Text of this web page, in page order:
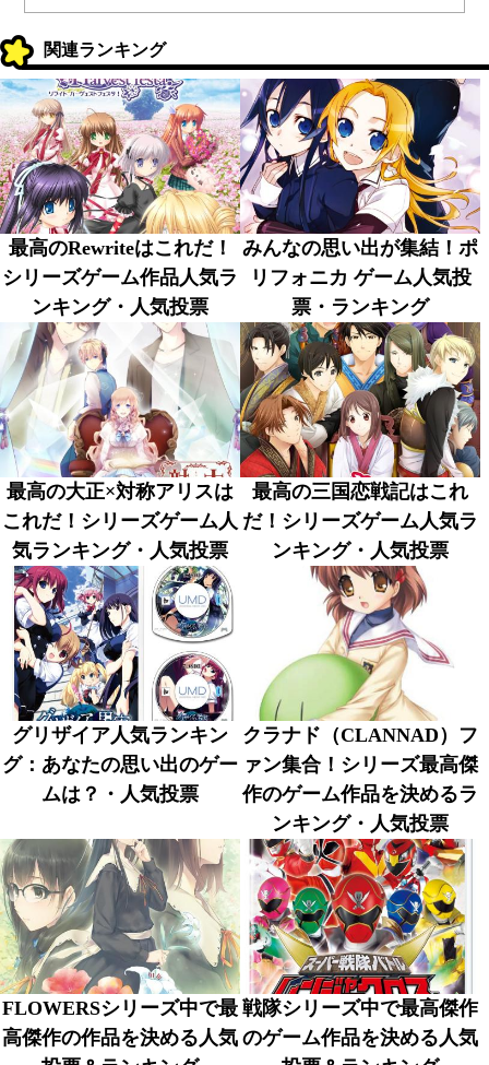
関連ランキング
最高のRewriteはこれだ！
シリーズゲーム作品人気ラ
ンキング・人気投票
みんなの思い出が集結！ポ
リフォニカ ゲーム人気投
票・ランキング
最高の大正×対称アリスは
これだ！シリーズゲーム人
気ランキング・人気投票
最高の三国恋戦記はこれ
だ！シリーズゲーム人気ラ
ンキング・人気投票
グリザイア人気ランキン
グ：あなたの思い出のゲー
ムは？・人気投票
クラナド（CLANNAD）フ
ァン集合！シリーズ最高傑
作のゲーム作品を決めるラ
ンキング・人気投票
FLOWERSシリーズ中で最
高傑作の作品を決める人気
戦隊シリーズ中で最高傑作
のゲーム作品を決める人気